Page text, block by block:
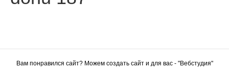
Вам понравился сайт? Можем создать сайт и для вас - "Вебстудия"